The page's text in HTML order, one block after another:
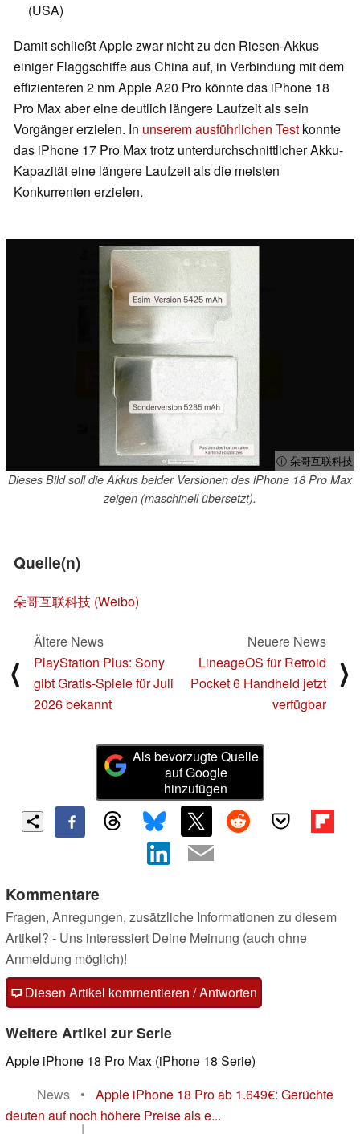
(USA)
Damit schließt Apple zwar nicht zu den Riesen-Akkus
einiger Flaggschiffe aus China auf, in Verbindung mit dem
effizienteren 2 nm Apple A20 Pro könnte das iPhone 18
Pro Max aber eine deutlich längere Laufzeit als sein
Vorgänger erzielen. In unserem ausführlichen Test konnte
das iPhone 17 Pro Max trotz unterdurchschnittlicher Akku-
Kapazität eine längere Laufzeit als die meisten
Konkurrenten erzielen.
ⓘ 朵哥互联科技
Dieses Bild soll die Akkus beider Versionen des iPhone 18 Pro Max
zeigen (maschinell übersetzt).
Quelle(n)
朵哥互联科技 (Weibo)
⟨
Ältere News
PlayStation Plus: Sony
gibt Gratis-Spiele für Juli
2026 bekannt
Neuere News
LineageOS für Retroid
Pocket 6 Handheld jetzt
verfügbar
⟩
Als bevorzugte Quelle
auf Google
hinzufügen
Kommentare
Fragen, Anregungen, zusätzliche Informationen zu diesem
Artikel? - Uns interessiert Deine Meinung (auch ohne
Anmeldung möglich)!
Diesen Artikel kommentieren / Antworten
Weitere Artikel zur Serie
Apple iPhone 18 Pro Max (iPhone 18 Serie)
News
•
Apple iPhone 18 Pro ab 1.649€: Gerüchte
deuten auf noch höhere Preise als e...
|